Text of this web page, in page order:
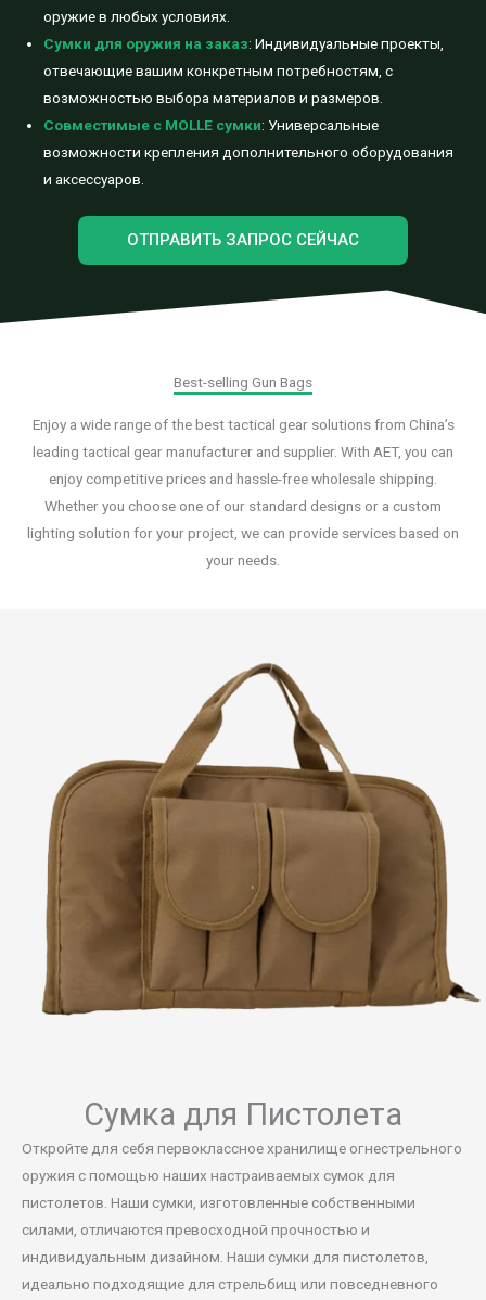
оружие в любых условиях.
Сумки для оружия на заказ: Индивидуальные проекты,
отвечающие вашим конкретным потребностям, с
возможностью выбора материалов и размеров.
Совместимые с MOLLE сумки: Универсальные
возможности крепления дополнительного оборудования
и аксессуаров.
ОТПРАВИТЬ ЗАПРОС СЕЙЧАС
Best-selling Gun Bags
Enjoy a wide range of the best tactical gear solutions from China’s
leading tactical gear manufacturer and supplier. With AET, you can
enjoy competitive prices and hassle-free wholesale shipping.
Whether you choose one of our standard designs or a custom
lighting solution for your project, we can provide services based on
your needs.
Сумка для Пистолета
Откройте для себя первоклассное хранилище огнестрельного
оружия с помощью наших настраиваемых сумок для
пистолетов. Наши сумки, изготовленные собственными
силами, отличаются превосходной прочностью и
индивидуальным дизайном. Наши сумки для пистолетов,
идеально подходящие для стрельбищ или повседневного